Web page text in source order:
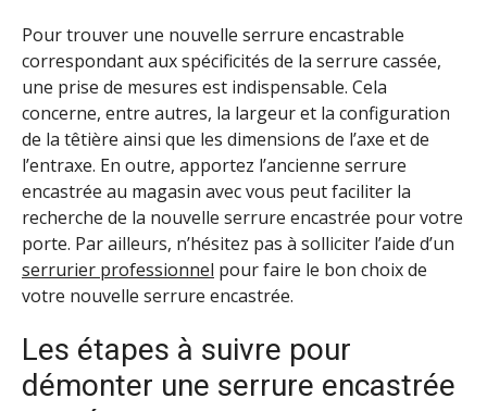
Pour trouver une nouvelle serrure encastrable
correspondant aux spécificités de la serrure cassée,
une prise de mesures est indispensable. Cela
concerne, entre autres, la largeur et la configuration
de la têtière ainsi que les dimensions de l’axe et de
l’entraxe. En outre, apportez l’ancienne serrure
encastrée au magasin avec vous peut faciliter la
recherche de la nouvelle serrure encastrée pour votre
porte. Par ailleurs, n’hésitez pas à solliciter l’aide d’un
serrurier professionnel pour faire le bon choix de
votre nouvelle serrure encastrée.
Les étapes à suivre pour
démonter une serrure encastrée